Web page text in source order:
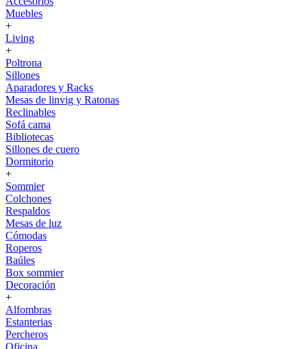
Muebles
+
Living
+
Poltrona
Sillones
Aparadores y Racks
Mesas de linvig y Ratonas
Reclinables
Sofá cama
Bibliotecas
Sillones de cuero
Dormitorio
+
Sommier
Colchones
Respaldos
Mesas de luz
Cómodas
Roperos
Baúles
Box sommier
Decoración
+
Alfombras
Estanterias
Percheros
Oficina